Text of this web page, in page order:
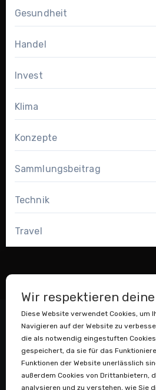
Gesundheit
Handel
Invest
Klima
Konzepte
Sammlungsbeitrag
Technik
Travel
Wir respektieren
Diese Website verwendet Cookies, um
Navigieren auf der Website zu
die als notwendig eingestuften
gespeichert, da sie für das
Funktionen der Website unerlässlich
außerdem Cookies von Drittanbietern,
analysieren und zu verstehen, wie Sie